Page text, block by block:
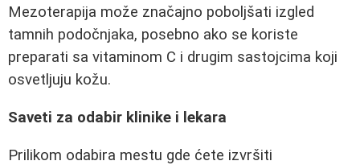
Mezoterapija može značajno poboljšati izgled
tamnih podočnjaka, posebno ako se koriste
preparati sa vitaminom C i drugim sastojcima koji
osvetljuju kožu.
Saveti za odabir klinike i lekara
Prilikom odabira mestu gde ćete izvršiti